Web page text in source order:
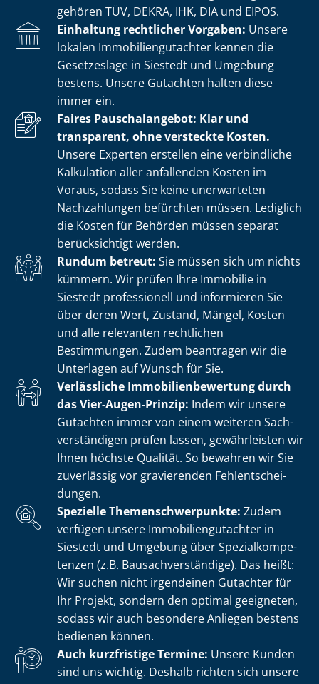
gehören TÜV, DEKRA, IHK, DIA und EIPOS.
Einhaltung rechtlicher Vorgaben: Unsere
lokalen Im­mo­bi­li­en­gut­ach­ter kennen die
Gesetzeslage in Siestedt und Umgebung
bestens. Unsere Gutachten halten diese
immer ein.
Faires Pauschalangebot: Klar und
transparent, ohne versteckte Kosten.
Unsere Experten erstellen eine verbindliche
Kalkulation aller anfallenden Kosten im
Voraus, sodass Sie keine unerwarteten
Nachzahlungen befürchten müssen. Lediglich
die Kosten für Behörden müssen separat
berücksichtigt werden.
Rundum betreut: Sie müssen sich um nichts
kümmern. Wir prüfen Ihre Immobilie in
Siestedt professionell und informieren Sie
über deren Wert, Zustand, Mängel, Kosten
und alle relevanten rechtlichen
Bestimmungen. Zudem beantragen wir die
Unterlagen auf Wunsch für Sie.
Verlässliche Im­mo­bi­li­en­be­wer­tung durch
das Vier-Augen-Prinzip: Indem wir unsere
Gutachten immer von einem weiteren Sach­
ver­stän­di­gen prüfen lassen, gewährleisten wir
Ihnen höchste Qualität. So bewahren wir Sie
zuverlässig vor gravierenden Fehl­ent­schei­
dun­gen.
Spezielle The­men­schwer­punk­te: Zudem
verfügen unsere Im­mo­bi­li­en­gut­ach­ter in
Siestedt und Umgebung über Spe­zi­al­kom­pe­
ten­zen (z.B. Bau­sach­ver­stän­di­ge). Das heißt:
Wir suchen nicht irgendeinen Gutachter für
Ihr Projekt, sondern den optimal geeigneten,
sodass wir auch besondere Anliegen bestens
bedienen können.
Auch kurzfristige Termine: Unsere Kunden
sind uns wichtig. Deshalb richten sich unsere